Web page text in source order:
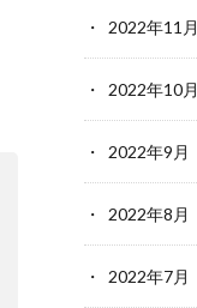
2022年11月
2022年10月
2022年9月
2022年8月
2022年7月